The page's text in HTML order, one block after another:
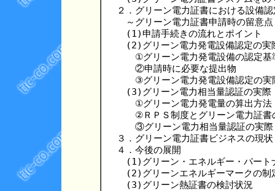
２．グリーン電力証書における設備
～グリーン電力証書申請時の留意点
(1)申請手続きの流れとポイント
(2)グリーン電力発電設備認定の実
①グリーン電力発電設備の認定基
②申請時に必要な提出物
③グリーン電力発電設備認定の実
(3)グリーン電力相当量認証の実際
①グリーン電力発電量の算出方法
②ＲＰＳ制度とグリーン電力証書
③グリーン電力相当量認証の実際
３．グリーン電力証書ビジネスの現状
４．今後の展開
(1)グリーン・エネルギー・パート
(2)グリーンエネルギーマークの制
(3)グリーン熱証書の検討状況